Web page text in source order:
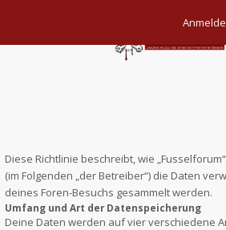
Diese Richtlinie beschreibt, wie
(im Folgenden „der Betreiber“) die Daten
deines Foren-Besuchs gesammelt werden.
Umfang und Art der Datenspeicherung
Deine Daten werden auf vier verschiedene